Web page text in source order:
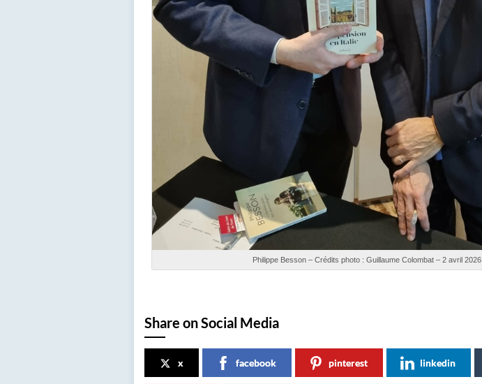
Philippe Besson – Crédits photo : Guillaume Colombat – 2 avril 2026
Share on Social Media
x facebook pinterest linkedin